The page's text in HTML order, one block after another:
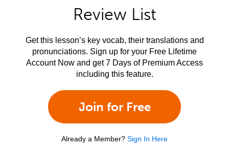
Review List
Get this lesson’s key vocab, their translations and
pronunciations. Sign up for your Free Lifetime
Account Now and get 7 Days of Premium Access
including this feature.
Join for Free
Already a Member? Sign In Here